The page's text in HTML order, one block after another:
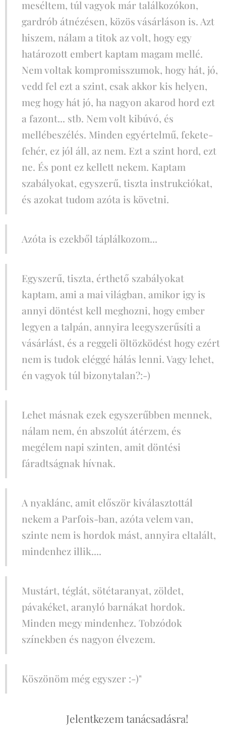
meséltem, túl vagyok már találkozókon,
gardrób átnézésen, közös vásárláson is. Azt
hiszem, nálam a titok az volt, hogy egy
határozott embert kaptam magam mellé.
Nem voltak kompromisszumok, hogy hát, jó,
vedd fel ezt a szint, csak akkor kis helyen,
meg hogy hát jó, ha nagyon akarod hord ezt
a fazont... stb. Nem volt kibúvó, és
mellébeszélés. Minden egyértelmű, fekete-
fehér, ez jól áll, az nem. Ezt a szint hord, ezt
ne. És pont ez kellett nekem. Kaptam
szabályokat, egyszerű, tiszta instrukciókat,
és azokat tudom azóta is követni.
Azóta is ezekből táplálkozom...
Egyszerű, tiszta, érthető szabályokat
kaptam, ami a mai világban, amikor igy is
annyi döntést kell meghozni, hogy ember
legyen a talpán, annyira leegyszerűsíti a
vásárlást, és a reggeli öltözködést hogy ezért
nem is tudok eléggé hálás lenni. Vagy lehet,
én vagyok túl bizonytalan?:-)
Lehet másnak ezek egyszerűbben mennek,
nálam nem, én abszolút átérzem, és
megélem napi szinten, amit döntési
fáradtságnak hívnak.
A nyaklánc, amit először kiválasztottál
nekem a Parfois-ban, azóta velem van,
szinte nem is hordok mást, annyira eltalált,
mindenhez illik....
Mustárt, téglát, sötétaranyat, zöldet,
pávakéket, aranyló barnákat hordok.
Minden megy mindenhez. Tobzódok
színekben és nagyon élvezem.
Köszönöm még egyszer :-)"
Jelentkezem tanácsadásra!